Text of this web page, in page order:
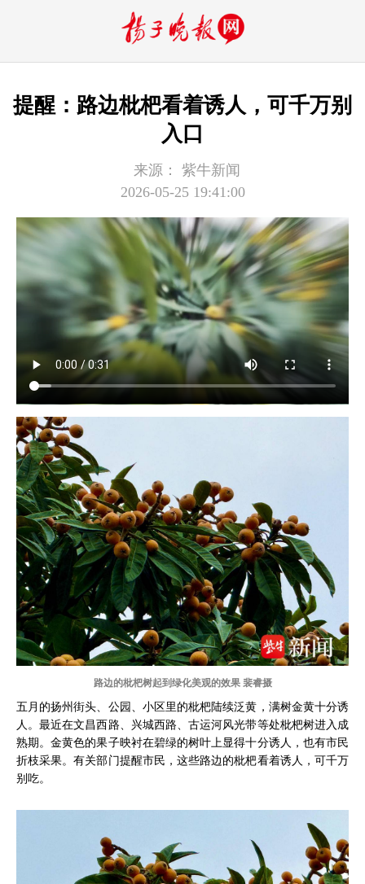
提醒：路边枇杷看着诱人，可千万别
入口
来源：
紫牛新闻
2026-05-25 19:41:00
路边的枇杷树起到绿化美观的效果 裴睿摄
五月的扬州街头、公园、小区里的枇杷陆续泛黄，满树金黄十分诱
人。最近在文昌西路、兴城西路、古运河风光带等处枇杷树进入成
熟期。金黄色的果子映衬在碧绿的树叶上显得十分诱人，也有市民
折枝采果。有关部门提醒市民，这些路边的枇杷看着诱人，可千万
别吃。